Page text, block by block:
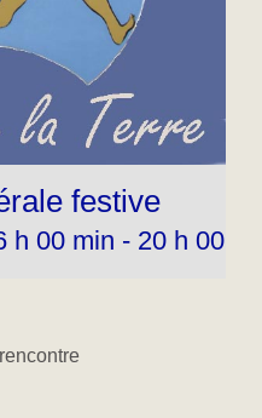
festive
h 00 min - 20 h 00